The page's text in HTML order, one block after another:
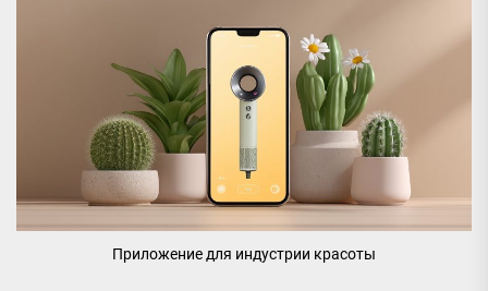
Приложение для индустрии красоты